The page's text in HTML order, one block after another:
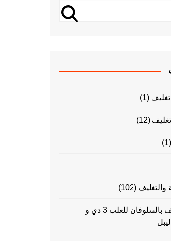
تغليف (1)
(12)
(1)
والتغليف (102)
ماكينات التغليف بالسلوفان للعلب 3 دي و